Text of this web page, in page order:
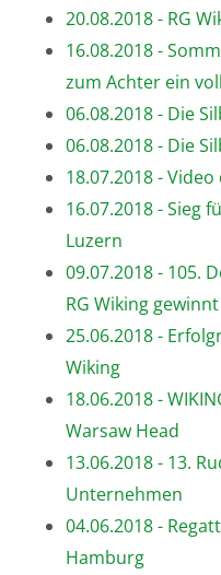
20.08.2018 - RG
16.08.2018 -
zum Achter ein
06.08.2018 - Die
06.08.2018 - Die
18.07.2018 -
16.07.2018 - Sieg
Luzern
09.07.2018 - 105.
RG Wiking
25.06.2018 -
Wiking
18.06.2018 -
Warsaw Head
13.06.2018 - 13.
Unternehmen
04.06.2018 -
Hamburg